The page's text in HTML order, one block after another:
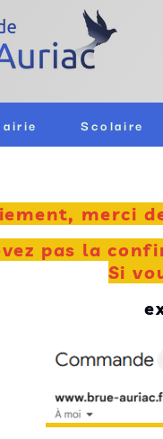
Scolaire
merci
pas la
Si